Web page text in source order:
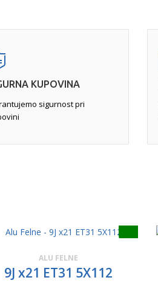
za popravku svih
KUPOVINA
sigurnost pri
ALU FELNE
9J x21 ET31 5X112